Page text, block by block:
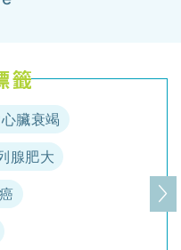
臟衰竭
腺肥大
下